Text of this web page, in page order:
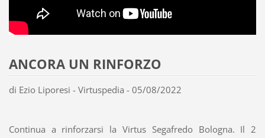
ANCORA UN RINFORZO
di Ezio Liporesi - Virtuspedia - 05/08/2022
Continua a rinforzarsi la Virtus Segafredo Bologna. Il 2